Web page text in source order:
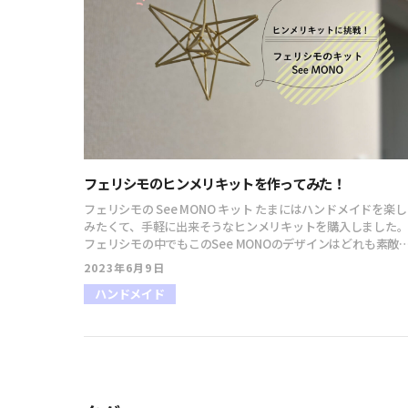
フェリシモのヒンメリキットを作ってみた！
フェリシモの See MONO キット たまにはハンドメイドを楽し
みたくて、手軽に出来そうなヒンメリキットを購入しました。
フェリシモの中でもこのSee MONOのデザインはどれも素敵で
ワクワクしますよね。今回はお試しでヒンメリキットを購入し
てみました！ 箱の中にはこんな感じのストローが入っていま
す。それを決まった長さにハサミでカットして糸で組んでいき
2023年6月9日
ハンドメイド